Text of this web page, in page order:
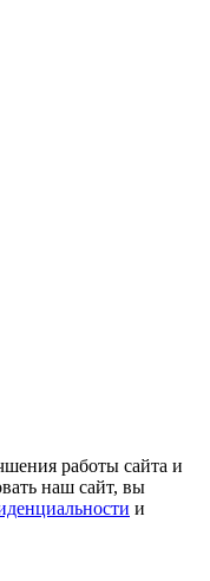
работы сайта и
наш сайт, вы
и